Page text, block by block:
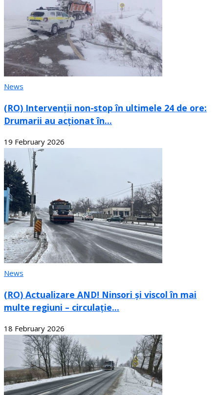
News
(RO) Intervenții non-stop în ultimele 24 de ore:
Drumarii au acționat în...
19 February 2026
News
(RO) Actualizare AND! Ninsori și viscol în mai
multe regiuni – circulație...
18 February 2026